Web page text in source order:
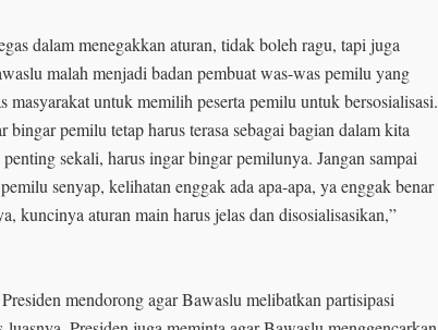
dalam menegakkan aturan, tidak boleh ragu, tapi juga
malah menjadi badan pembuat was-was pemilu yang
masyarakat untuk memilih peserta pemilu untuk bersosialisasi.
bingar pemilu tetap harus terasa sebagai bagian dalam kita
sekali, harus ingar bingar pemilunya. Jangan sampai
senyap, kelihatan enggak ada apa-apa, ya enggak benar
kuncinya aturan main harus jelas dan disosialisasikan,”
mendorong agar Bawaslu melibatkan partisipasi